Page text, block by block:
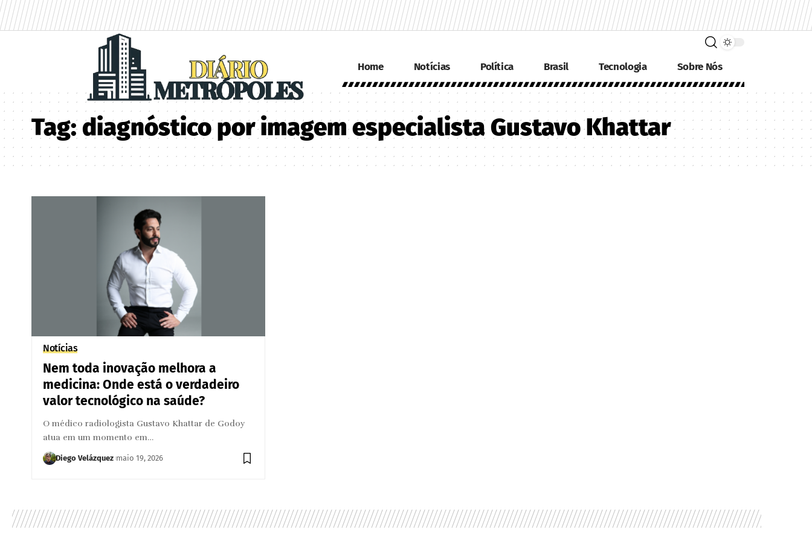
Home Notícias Política Brasil Tecnologia Sobre Nós
Tag:diagnóstico por imagem especialista Gustavo Khattar
Notícias
Nem toda inovação melhora a
medicina: Onde está o verdadeiro
valor tecnológico na saúde?
O médico radiologista Gustavo Khattar de Godoy
atua em um momento em…
Diego Velázquez maio 19, 2026